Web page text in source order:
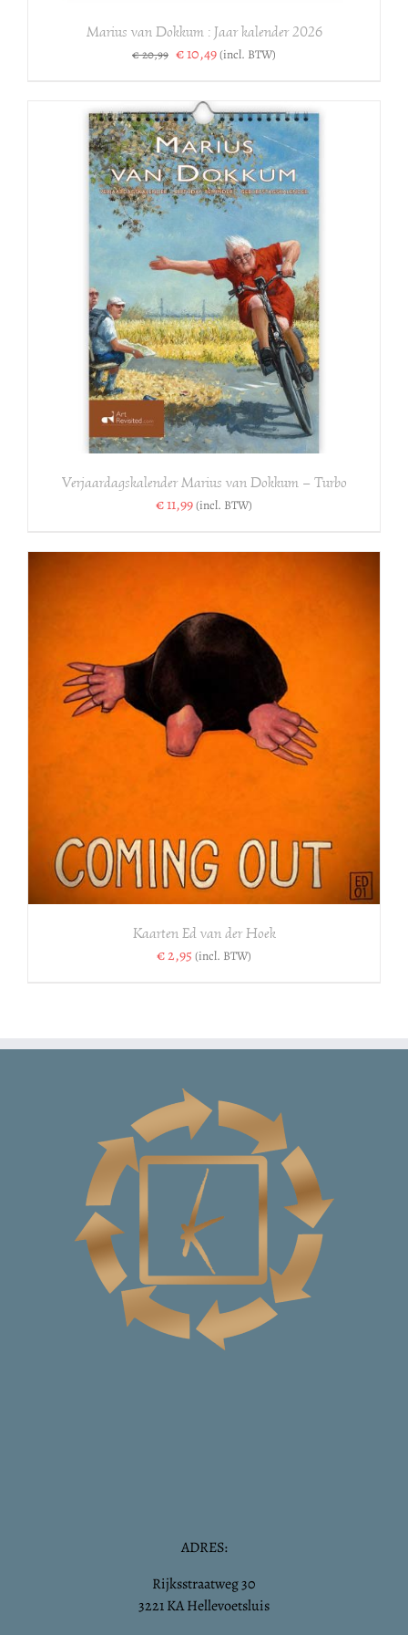
Marius van Dokkum : Jaar kalender 2026
€20,99 Oorspronkelijke
€ 20,99.
€10,49Huidige
€ 10,49.
(incl. BTW)
Verjaardagskalender Marius van Dokkum – Turbo
€11,99(incl. BTW)
Kaarten Ed van der Hoek
€2,95 (incl. BTW)
ADRES:
Rijksstraatweg 30
3221 KA Hellevoetsluis